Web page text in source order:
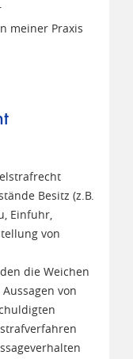
meiner Praxis
Besitz (z.B.
Einfuhr,
von
die Weichen
von